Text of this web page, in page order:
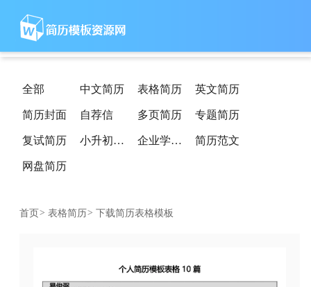
全部 中文简历 表格简历 英文简历
简历封面 自荐信 多页简历 专题简历
复试简历 小升初简历 企业学校简历 简历范文
网盘简历
首页 > 表格简历> 下载简历表格模板